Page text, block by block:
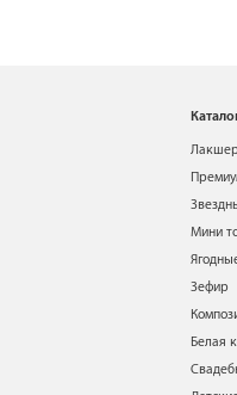
Мини
Зефир
Белая